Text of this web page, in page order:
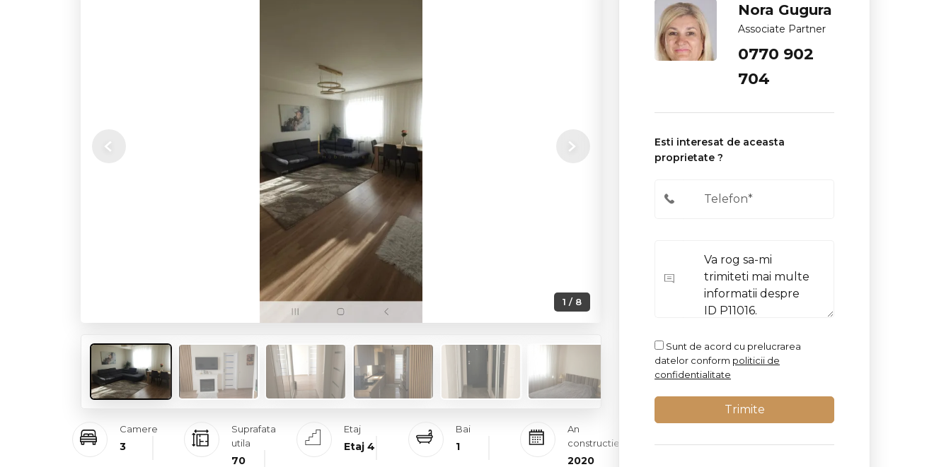
1 / 8
Previous Next
Camere
3
Suprafata
utila
70
Etaj
Etaj 4
Bai
1
An
constructie
2020
Nora Gugura
Associate Partner
0770 902
704
Esti interesat de aceasta
proprietate ?
Sunt de acord cu prelucrarea
datelor conform politicii de
confidentialitate